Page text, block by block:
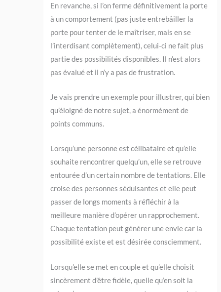
En revanche, si l’on ferme définitivement la porte
à un comportement (pas juste entrebâiller la
porte pour tenter de le maîtriser, mais en se
l’interdisant complètement), celui-ci ne fait plus
partie des possibilités disponibles. Il n’est alors
pas évalué et il n’y a pas de frustration.
Je vais prendre un exemple pour illustrer, qui bien
qu’éloigné de notre sujet, a énormément de
points communs.
Lorsqu’une personne est célibataire et qu’elle
souhaite rencontrer quelqu’un, elle se retrouve
entourée d’un certain nombre de tentations. Elle
croise des personnes séduisantes et elle peut
passer de longs moments à réfléchir à la
meilleure manière d’opérer un rapprochement.
Chaque tentation peut générer une envie car la
possibilité existe et est désirée consciemment.
Lorsqu’elle se met en couple et qu’elle choisit
sincèrement d’être fidèle, quelle qu’en soit la